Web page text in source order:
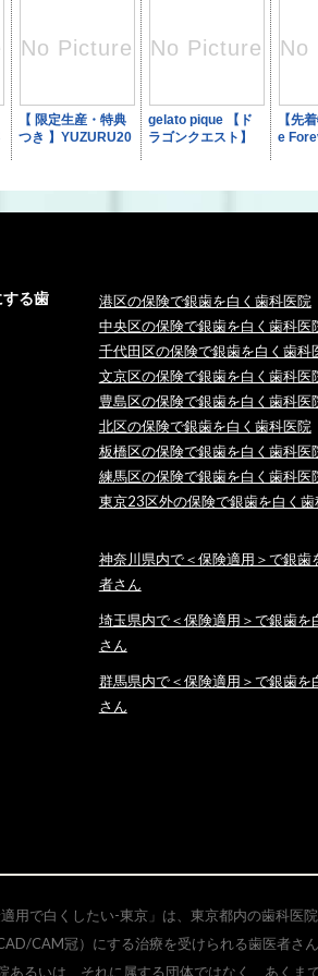
る歯
港区の保険で銀歯を白く歯科医院
中央区の保険で銀歯を白く歯科医
千代田区の保険で銀歯を白く歯科
文京区の保険で銀歯を白く歯科医
豊島区の保険で銀歯を白く歯科医
北区の保険で銀歯を白く歯科医院
板橋区の保険で銀歯を白く歯科医
練馬区の保険で銀歯を白く歯科医
東京23区外の保険で銀歯を白く歯
神奈川県内で＜保険適用＞で銀歯
者さん
埼玉県内で＜保険適用＞で銀歯を
さん
群馬県内で＜保険適用＞で銀歯を
さん
用で白くしたい-東京」は、東京都内の歯科医
CAM冠）にする治療を受けられる歯医者さ
あるいは、それに属する団体ではなく、あくま